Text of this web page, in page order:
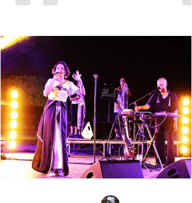
enflammés de cette musique malienne portant
elle la force et l'énergie de l'Afrique. La voix
Salif Keita est d'une vigueur inouïe, ses cris
les clameurs de l'homme éternel pour une vie
terre bien meilleure. Salif Keita, sur scène,
non seulement le cœur de son aud